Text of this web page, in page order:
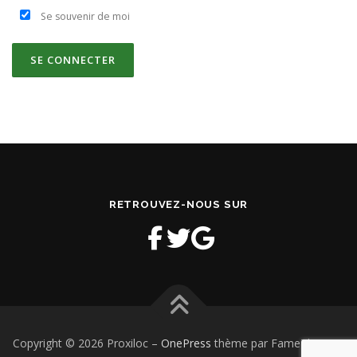
Se souvenir de moi
RETROUVEZ-NOUS SUR
Copyright © 2026 Proxiloc – OnePress thème par FameThemes.